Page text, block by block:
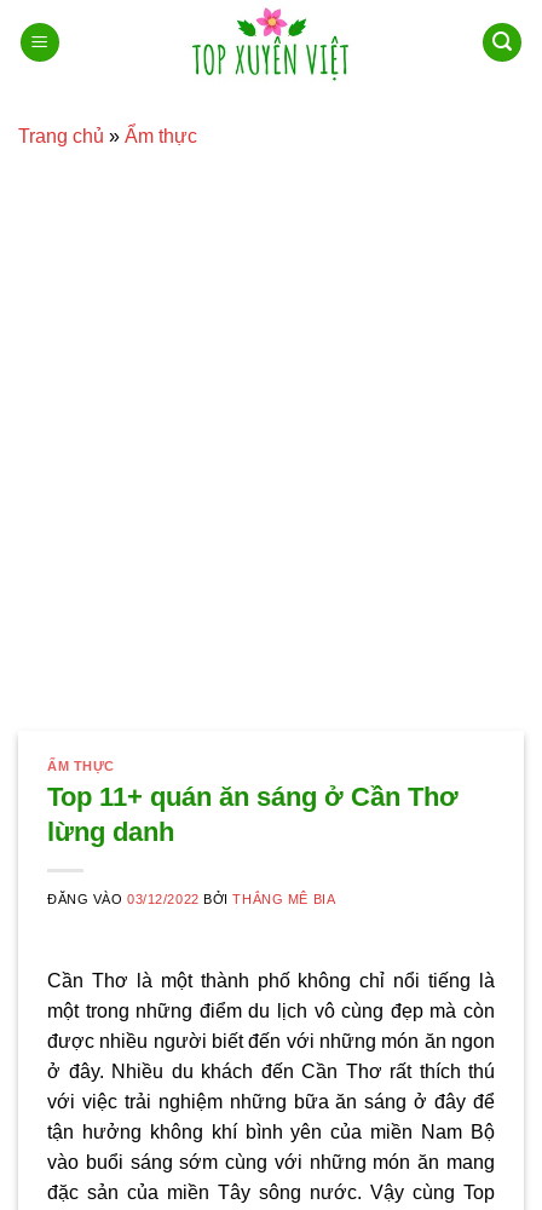
qua
Trang chủ » Ẩm thực
ẨM THỰC
Top 11+ quán ăn sáng ở Cần Thơ
lừng danh
ĐĂNG VÀO03/12/2022 BỞITHẮNG MÊ BIA
Cần Thơ là một thành phố không chỉ nổi tiếng là
một trong những điểm du lịch vô cùng đẹp mà còn
được nhiều người biết đến với những món ăn ngon
ở đây. Nhiều du khách đến Cần Thơ rất thích thú
với việc trải nghiệm những bữa ăn sáng ở đây để
tận hưởng không khí bình yên của miền Nam Bộ
vào buổi sáng sớm cùng với những món ăn mang
đặc sản của miền Tây sông nước. Vậy cùng Top